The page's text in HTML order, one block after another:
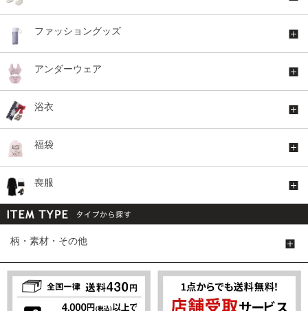
ファッショングッズ
アンダーウェア
浴衣
福袋
喪服
柄・素材・その他